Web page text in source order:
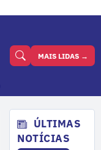
MAIS LIDAS →
ÚLTIMAS
NOTÍCIAS